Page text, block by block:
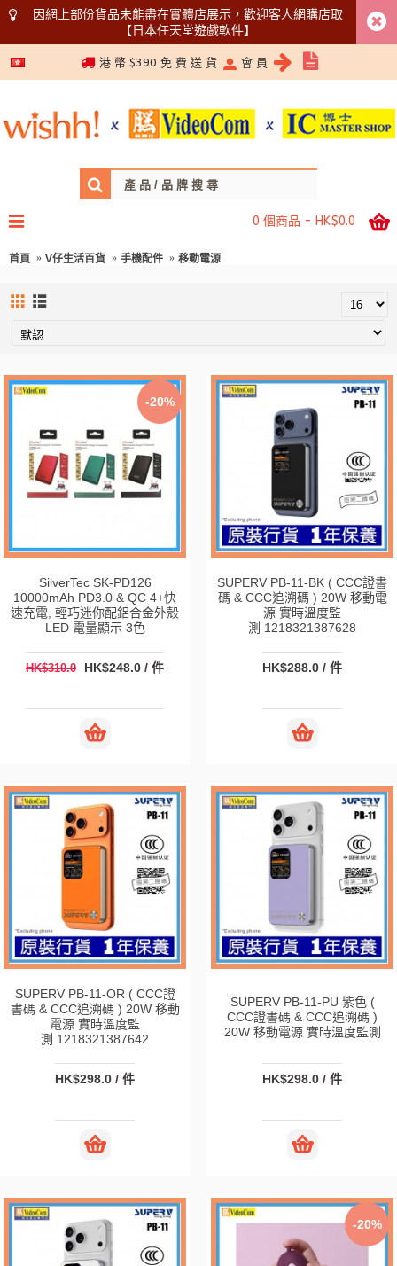
因網上部份貨品未能盡在實體店展示，歡迎客人網購店取
【日本任天堂遊戲軟件】
5366 1340
港 幣 $390 免 費 送 貨 會 員
0 個商品 - HK$0.0
首頁 V仔生活百貨 手機配件 移動電源
-20%
SilverTec SK-PD126
10000mAh PD3.0 & QC 4+快
速充電, 輕巧迷你配鋁合金外殼
LED 電量顯示 3色
HK$310.0 HK$248.0 / 件
SUPERV PB-11-BK ( CCC證書
碼 & CCC追溯碼 ) 20W 移動電
源 實時溫度監
測 1218321387628
HK$288.0 / 件
SUPERV PB-11-OR ( CCC證
書碼 & CCC追溯碼 ) 20W 移動
電源 實時溫度監
測 1218321387642
HK$298.0 / 件
SUPERV PB-11-PU 紫色 (
CCC證書碼 & CCC追溯碼 )
20W 移動電源 實時溫度監測
HK$298.0 / 件
-20%